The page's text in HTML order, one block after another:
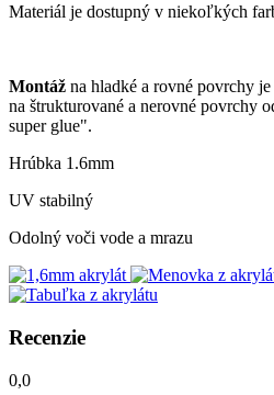
Materiál je dostupný v niekoľkých
Montáž na hladké a rovné povrchy
na štrukturované a nerovné povrchy
super glue".
Hrúbka 1.6mm
UV stabilný
Odolný voči vode a mrazu
Recenzie
0,0